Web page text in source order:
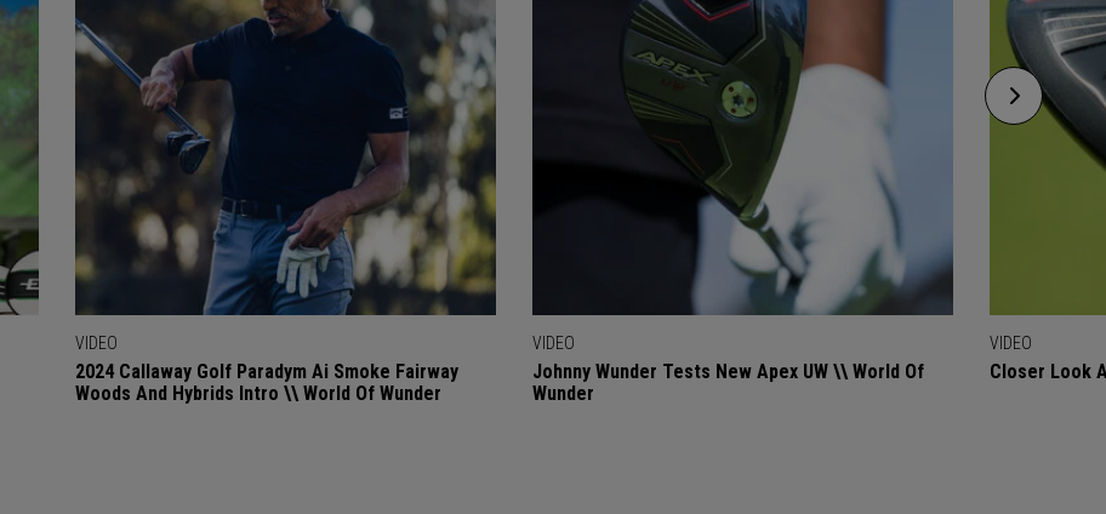
VIDEO
2024 Callaway Golf Paradym Ai Smoke Fairway
Woods And Hybrids Intro \\ World Of Wunder
VIDEO
Johnny Wunder Tests New Apex UW \\ World Of
Wunder
VIDEO
Closer Look